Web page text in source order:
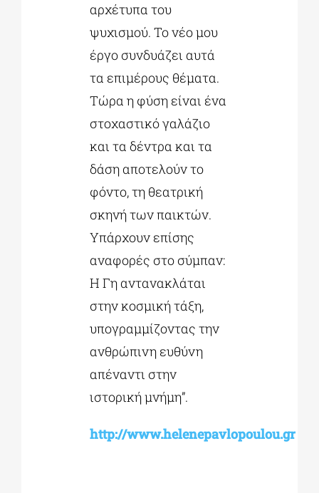
αρχέτυπα του
ψυχισμού. Το νέο μου
έργο συνδυάζει αυτά
τα επιμέρους θέματα.
Τώρα η φύση είναι ένα
στοχαστικό γαλάζιο
και τα δέντρα και τα
δάση αποτελούν το
φόντο, τη θεατρική
σκηνή των παικτών.
Υπάρχουν επίσης
αναφορές στο σύμπαν:
Η Γη αντανακλάται
στην κοσμική τάξη,
υπογραμμίζοντας την
ανθρώπινη ευθύνη
απέναντι στην
ιστορική μνήμη”.
http://www.helenepavlopoulou.gr